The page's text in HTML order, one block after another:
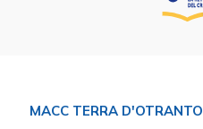
MACC TERRA D'OTRANTO